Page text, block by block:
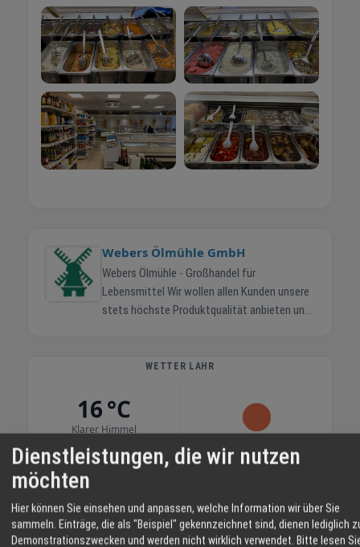
Webers Ölmühle GmbH
Webers Ölmühle - Großhandel für
Lebensmittel Wir wollen allen Kunden unsere
stets höchste Produktqualität anbieten und
Weisheit – die selbstverständlich auch heute
Familientradition achten wir stets auf beste
Qualität. Dieser hohe Anspruch wird in Webers
zuverlässiger Partner für Lebensmittel und
beste Qualität zum günstigsten Preis! Ob aus
der Gastronomie oder Hotellerie, Vereine oder
WETTER LAHR
16 °C
Klarer Himmel
06:11 49 % N 8 km/h 20:57
34° / 18° 37° / 18° 36° / 20°
Dienstleistungen, die wir nutzen
möchten
Hier können Sie einsehen und anpassen, welche Information wir über Sie
sammeln. Einträge, die als "Beispiel" gekennzeichnet sind, dienen lediglich
Demonstrationszwecken und werden nicht wirklich verwendet. Bitte lesen